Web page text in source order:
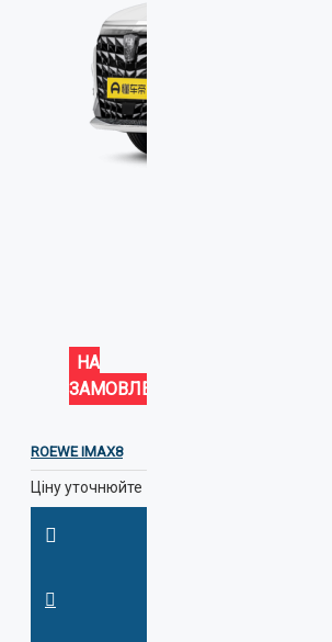
НА
ЗАМОВЛЕННЯ
ROEWE IMAX8
Ціну уточнюйте